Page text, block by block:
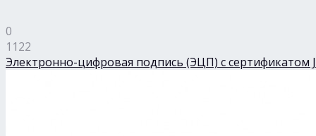
0
1122
Электронно-цифровая подпись (ЭЦП) с сертификатом